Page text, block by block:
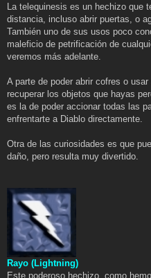
La telequinesis es un hechizo que
distancia, incluso abrir puertas, o
También uno de sus usos poco
maleficio de petrificación de
veremos más adelante.
A parte de poder abrir cofres o
recuperar los objetos que hayas
es la de poder accionar todas las
enfrentarte a Diablo directamente.
Otra de las curiosidades es que
daño, pero resulta muy divertido.
Rayo (Lightning)
Este poderoso hechizo, como